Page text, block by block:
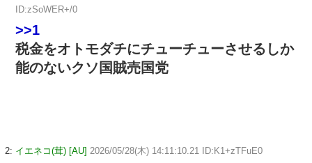
ID:zSoWER+/0
>>1
税金をオトモダチにチューチューさせるしか
能のないクソ国賊売国党
2: イエネコ(茸) [AU] 2026/05/28(木) 14:11:10.21 ID:K1+zTFuE0